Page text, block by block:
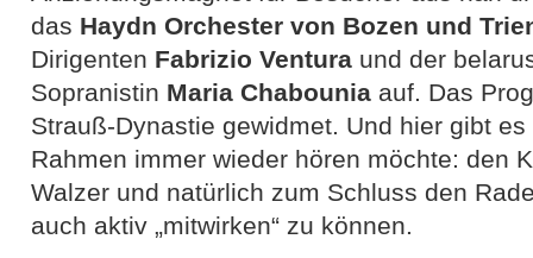
das Haydn Orchester von Bozen und
Dirigenten Fabrizio Ventura und der
Sopranistin Maria Chabounia auf. Das
Strauß-Dynastie gewidmet. Und hier gibt
Rahmen immer wieder hören möchte: den
Walzer und natürlich zum Schluss den
auch aktiv „mitwirken“ zu können.